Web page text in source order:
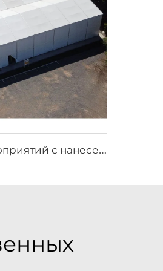
O
EM-шатры для мероприятий с нанесением логотипа | Быстросборные модульные конструкции для крупномасштабных открытых праздников и фестивалей